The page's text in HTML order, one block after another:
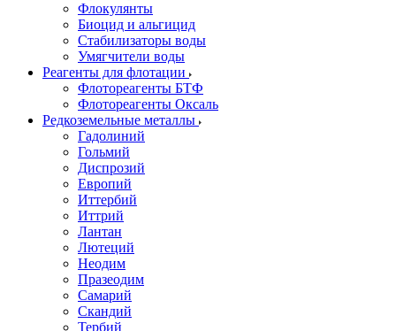
Флокулянты
Биоцид и альгицид
Стабилизаторы воды
Умягчители воды
Реагенты для флотации
Флотореагенты БТФ
Флотореагенты Оксаль
Редкоземельные металлы
Гадолиний
Гольмий
Диспрозий
Европий
Иттербий
Иттрий
Лантан
Лютеций
Неодим
Празеодим
Самарий
Скандий
Тербий